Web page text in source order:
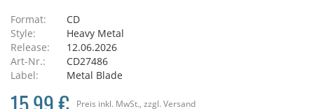
Format:
CD
Style:
Heavy Metal
Release:
12.06.2026
Art-Nr.:
CD27486
Label:
Metal Blade
Preis inkl. MwSt. , zzgl. Versand